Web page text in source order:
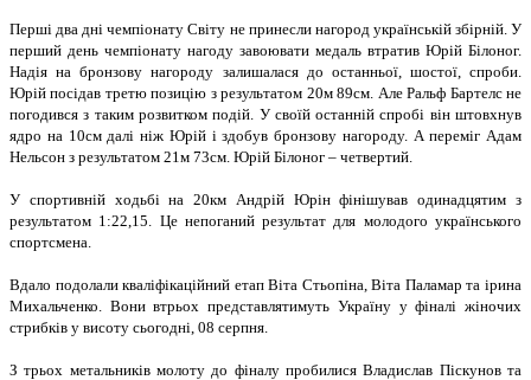
Першi два днi чемпiонату Свiту не принесли нагород українськiй збiрнiй. У
перший день чемпiонату нагоду завоювати медаль втратив Юрiй Бiлоног.
Надiя на бронзову нагороду залишалася до останньої, шостої, спроби.
Юрiй посiдав третю позицiю з результатом 20м 89см. Але Ральф Бартелс не
погодився з таким розвитком подiй. У своїй останнiй спробi вiн штовхнув
ядро на 10см далi нiж Юрiй i здобув бронзову нагороду. А перемiг Адам
Нельсон з результатом 21м 73см. Юрiй Бiлоног – четвертий.
У спортивнiй ходьбi на 20км Андрiй Юрiн фiнiшував одинадцятим з
результатом 1:22,15. Це непоганий результат для молодого українського
спортсмена.
Вдало подолали квалiфiкацiйний етап Вiта Стьопiна, Вiта Паламар та iрина
Михальченко. Вони втрьох представлятимуть Україну у фiналi жiночих
стрибкiв у висоту сьогоднi, 08 серпня.
З трьох метальникiв молоту до фiналу пробилися Владислав Пiскунов та